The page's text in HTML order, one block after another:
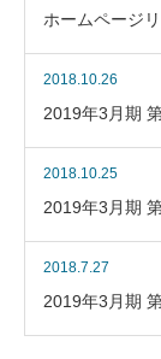
ホームページ
2018.10.26
2019年3月期
2018.10.25
2019年3月期
2018.7.27
2019年3月期